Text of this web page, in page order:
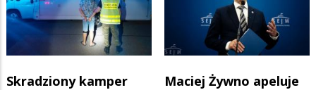
Skradziony kamper
Maciej Żywno apeluje